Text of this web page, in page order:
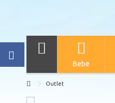
Bebe
Outlet